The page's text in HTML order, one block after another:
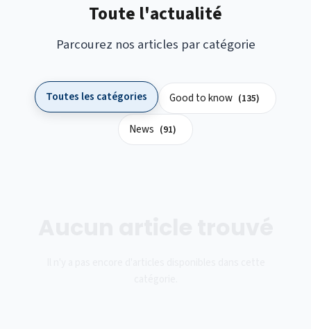
Toute l'actualité
Parcourez nos articles par catégorie
Toutes les catégories Good to know (135)
News (91)